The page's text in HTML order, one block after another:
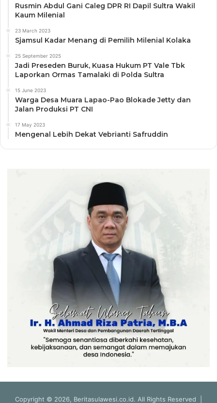
Rusmin Abdul Gani Caleg DPR RI Dapil Sultra Wakil
Kaum Milenial
23 March 2023
Sjamsul Kadar Menang di Pemilih Milenial Kolaka
25 September 2025
Jadi Preseden Buruk, Kuasa Hukum PT Vale Tbk
Laporkan Ormas Tamalaki di Polda Sultra
15 June 2023
Warga Desa Muara Lapao-Pao Blokade Jetty dan
Jalan Produksi PT CNI
17 May 2023
Mengenal Lebih Dekat Vebrianti Safruddin
Copyright © 2026, Beritasulawesi.co.id. All Rights Reserved |